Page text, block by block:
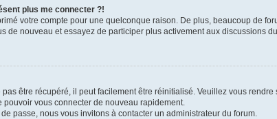
plus me connecter ?!
votre compte pour une quelconque raison. De plus, beaucoup de
de nouveau et essayez de participer plus activement aux discussions du
être récupéré, il peut facilement être réinitialisé. Veuillez vous
vous connecter de nouveau rapidement.
passe, nous vous invitons à contacter un administrateur du forum.